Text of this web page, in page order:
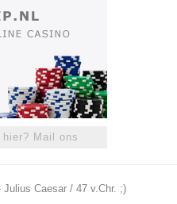
Mail ons
Caesar / 47 v.Chr. ;)